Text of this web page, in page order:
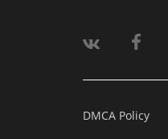
DMCA Policy